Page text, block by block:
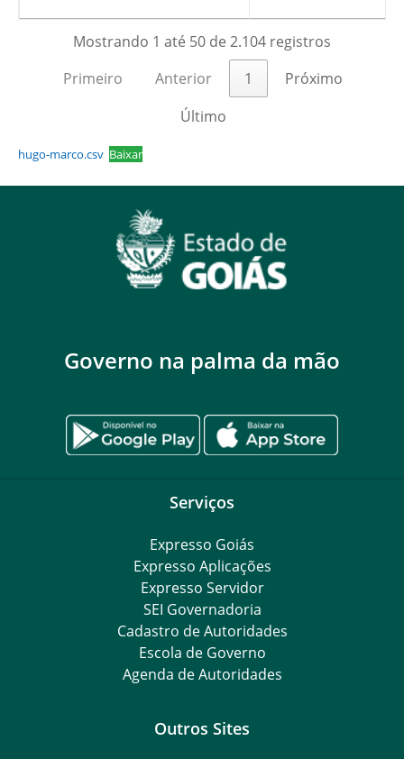
Mostrando 1 até 50 de 2.104 registros
Primeiro
Anterior 1
Próximo
Último
hugo-marco.csv Baixar
Governo na palma da mão
Serviços
Expresso Goiás
Expresso Aplicações
Expresso Servidor
SEI Governadoria
Cadastro de Autoridades
Escola de Governo
Agenda de Autoridades
Outros Sites